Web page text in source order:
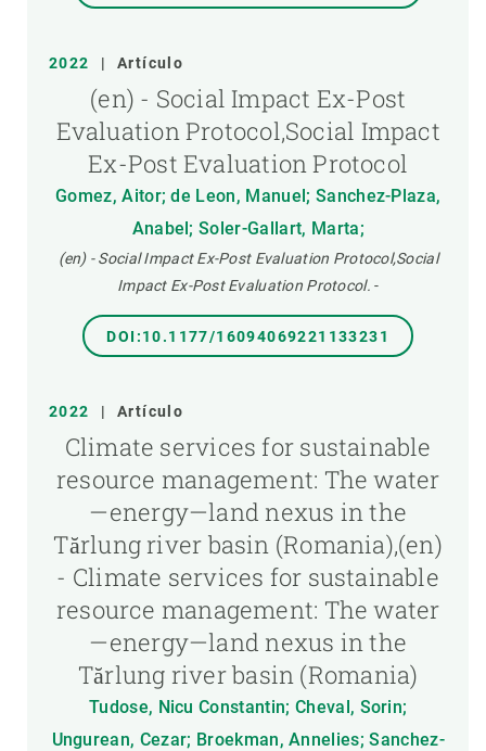
2022 | Artículo
(en) - Social Impact Ex-Post
Evaluation Protocol,Social Impact
Ex-Post Evaluation Protocol
Gomez, Aitor; de Leon, Manuel; Sanchez-Plaza,
Anabel; Soler-Gallart, Marta;
(en) - Social Impact Ex-Post Evaluation Protocol,Social
Impact Ex-Post Evaluation Protocol. -
DOI:10.1177/16094069221133231
2022 | Artículo
Climate services for sustainable
resource management: The water
—energy—land nexus in the
Tărlung river basin (Romania),(en)
- Climate services for sustainable
resource management: The water
—energy—land nexus in the
Tărlung river basin (Romania)
Tudose, Nicu Constantin; Cheval, Sorin;
Ungurean, Cezar; Broekman, Annelies; Sanchez-